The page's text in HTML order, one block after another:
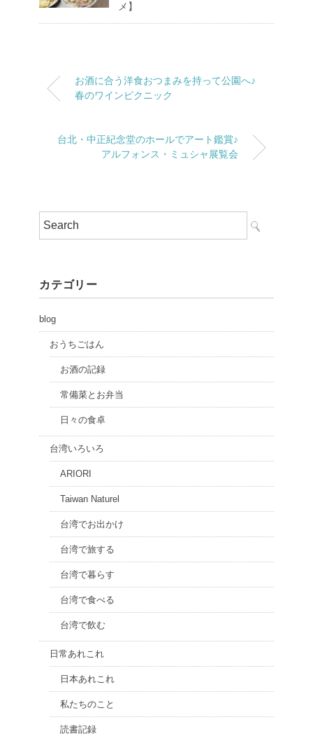
メ】
お酒に合う洋食おつまみを持って公園へ♪
春のワインピクニック
台北・中正紀念堂のホールでアート鑑賞♪
アルフォンス・ミュシャ展覧会
カテゴリー
blog
おうちごはん
お酒の記録
常備菜とお弁当
日々の食卓
台湾いろいろ
ARIORI
Taiwan Naturel
台湾でお出かけ
台湾で旅する
台湾で暮らす
台湾で食べる
台湾で飲む
日常あれこれ
日本あれこれ
私たちのこと
読書記録